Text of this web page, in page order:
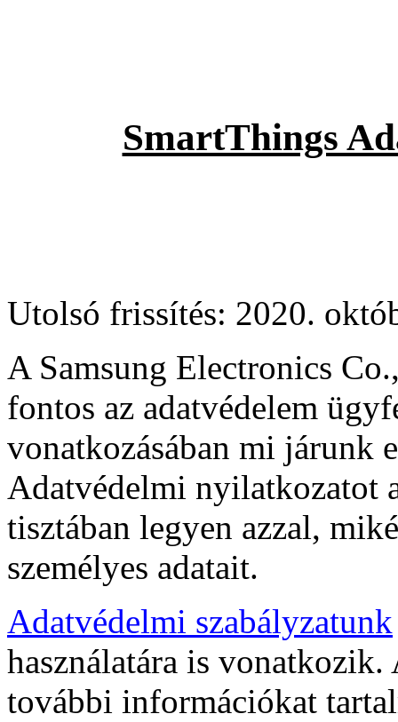
SmartThings
Utolsó frissítés: 2020.
A Samsung Electronics
fontos az adatvédelem
vonatkozásában mi járunk
Adatvédelmi nyilatkozatot
tisztában legyen azzal,
személyes adatait.
Adatvédelmi szabályzatunk
használatára is
további információkat